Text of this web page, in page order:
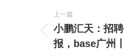
章
上一篇
上
一
小鹏汇天：招
报，base广州